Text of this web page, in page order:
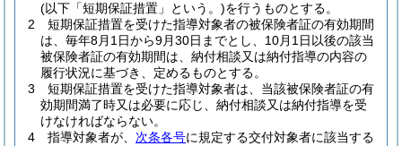
(以下「短期保証措置」という。)を行うものとする。
2
短期保証措置を受けた指導対象者の被保険者証の有効期間
は、毎年8月1日から9月30日までとし、10月1日以後の該当
被保険者証の有効期間は、納付相談又は納付指導の内容の
履行状況に基づき、定めるものとする。
3
短期保証措置を受けた指導対象者は、当該被保険者証の有
効期間満了時又は必要に応じ、納付相談又は納付指導を受
けなければならない。
4
指導対象者が、 次条各号に規定する交付対象者に該当する